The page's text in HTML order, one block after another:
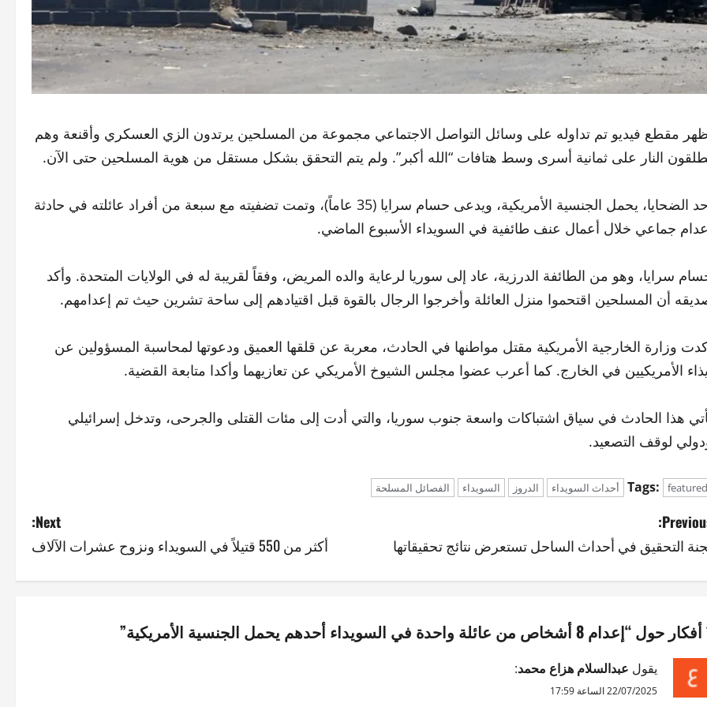
مقطع فيديو تم تداوله على وسائل التواصل الاجتماعي مجموعة من المسلحين يرتدون الزي العسكري وأقنعة وهم
النار على ثمانية أسرى وسط هتافات “الله أكبر”. ولم يتم التحقق بشكل مستقل من هوية المسلحين حتى الآن.
أحد الضحايا، يحمل الجنسية الأمريكية، ويدعى حسام سرايا (35 عاماً)، وتمت تضفيته مع سبعة من أفراد عائلته في حادثة
جماعي خلال أعمال عنف طائفية في السويداء الأسبوع الماضي.
سرايا، وهو من الطائفة الدرزية، عاد إلى سوريا لرعاية والده المريض، وفقاً لقريبة له في الولايات المتحدة. وأكد
أن المسلحين اقتحموا منزل العائلة وأخرجوا الرجال بالقوة قبل اقتيادهم إلى ساحة تشرين حيث تم إعدامهم.
وزارة الخارجية الأمريكية مقتل مواطنها في الحادث، معربة عن قلقها العميق ودعوتها لمحاسبة المسؤولين عن
الأمريكيين في الخارج. كما أعرب عضوا مجلس الشيوخ الأمريكي عن تعازيهما وأكدا متابعة القضية.
هذا الحادث في سياق اشتباكات واسعة جنوب سوريا، والتي أدت إلى مئات القتلى والجرحى، وتدخل إسرائيلي
لوقف التصعيد.
Tags: featured أحداث السويداء الدروز السويداء الفصائل المسلحة
التحقيق في أحداث الساحل تستعرض نتائج تحقيقاتها
Next:
أكثر من 550 قتيلاً في السويداء ونزوح عشرات الآلاف
“ إعدام 8 أشخاص من عائلة واحدة في السويداء أحدهم يحمل الجنسية الأمريكية ”
يقول عبدالسلام هزاع محمد:
22/07/2025 الساعة 17:59